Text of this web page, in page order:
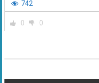
742
0 0